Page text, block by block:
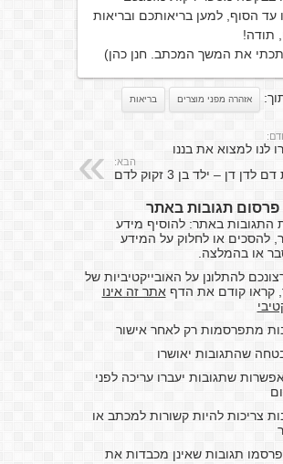
עד הסוף, למען בריאותכם ובריאות
תודה!
את המשך המכתב. חנן כהן)
אזהרה מפני מוצרים בריאות
לנו למצוא את בננו
הבא:
דן – ילד בן 3 זקוק לדם
פרסום תגובות באתר
התגובות באתר: להוסיף מידע
להסכים או לחלוק על המידע
או בהמלצה.
להתלונן על האובייקטיביות של
קראו קודם את הדףאתר זה אינו
מתפרסמות רק לאחר אישור
שהתגובות יאושרו
שתגובות יעברו עריכה לפני
צריכות להיות קשורות למכתב או
תגובות שאינן מכבדות את